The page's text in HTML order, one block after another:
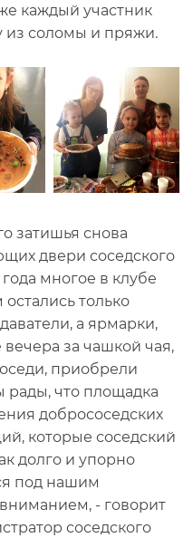
каждый участник
из соломы и пряжи.
затишья снова
двери соседского
многое в клубе
только
а ярмарки,
за чашкой чая,
приобрели
рады, что площадка
добрососедских
которые соседский
долго и упорно
под нашим
- говорит
соседского